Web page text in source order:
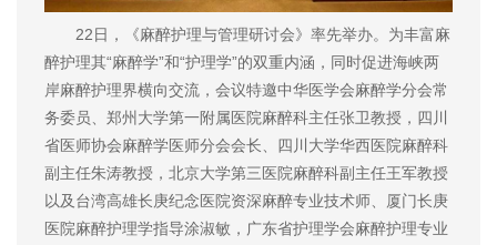
22日，《麻醉护理与管理研讨会》率先举办。为丰富麻
醉护理其“麻醉学”和“护理学”的双重内涵，同时促进海峡两
岸麻醉护理界横向交流，会议特邀中华医学会麻醉学分会常
务委员、郑州大学第一附属医院麻醉科主任张卫教授，四川
省医师协会麻醉学医师分会会长、四川大学华西医院麻醉科
副主任朱涛教授，北京大学第三医院麻醉科副主任王军教授
以及台湾高雄长庚纪念医院资深麻醉专业技术师、厦门长庚
医院麻醉护理学指导涂淑敏，广东省护理学会麻醉护理专业